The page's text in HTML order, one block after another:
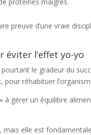
preuve d’une vraie
éviter l’effet yo-yo
le gradeur du
réhabituer
à gérer un équilibre
elle est